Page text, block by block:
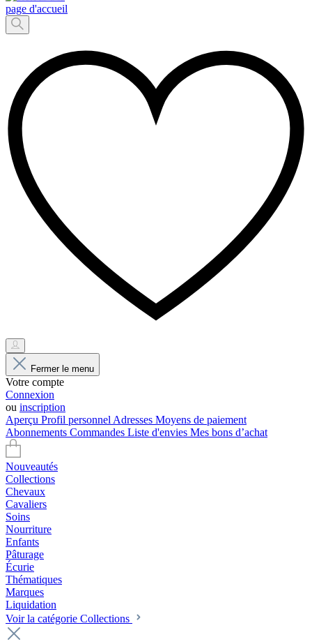
Fermer le menu
Votre compte
Connexion
ou inscription
Aperçu Profil personnel Adresses Moyens de paiement
Abonnements Commandes Liste d'envies Mes bons d’achat
Nouveautés
Collections
Chevaux
Cavaliers
Soins
Nourriture
Enfants
Pâturage
Écurie
Thématiques
Marques
Liquidation
Voir la catégorie Collections